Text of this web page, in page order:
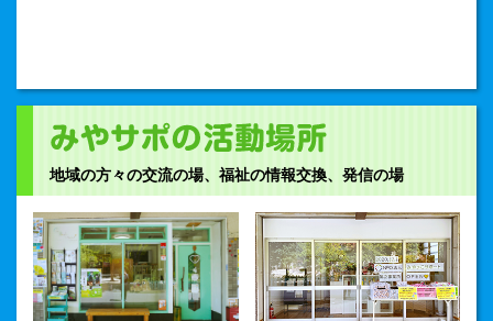
第三者評価『一般財団法人非営利組織評価センターのベー
シック評価』で、全ての基準を満たしていると評価されま
した。
2019.9.1
『やすこヨガ』はじまります！
2019.7.4
不登校の子どもの居場所『フリースペース IROHA』 7/25
地域の方々の交流の場、福祉の情報交換、発信の場